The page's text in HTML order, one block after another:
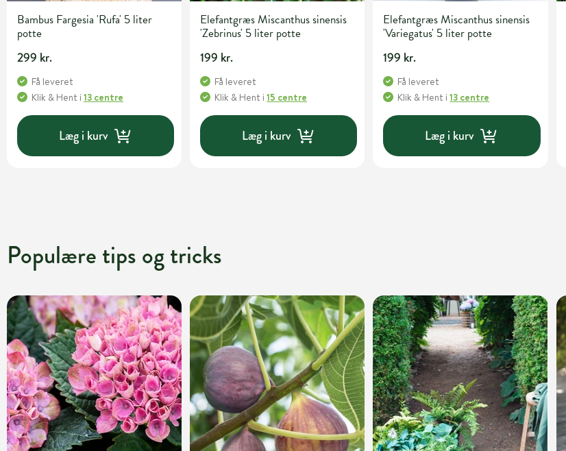
Bambus Fargesia 'Rufa' 5 liter
potte
299 kr.
Få leveret
Klik & Hent i 13 centre
Læg i kurv
Elefantgræs Miscanthus sinensis
'Zebrinus' 5 liter potte
199 kr.
Få leveret
Klik & Hent i15 centre
Læg i kurv
Elefantgræs Miscanthus sinensis
'Variegatus' 5 liter potte
199 kr.
Få leveret
Klik & Hent i13 centre
Læg i kurv
Populære tips og tricks